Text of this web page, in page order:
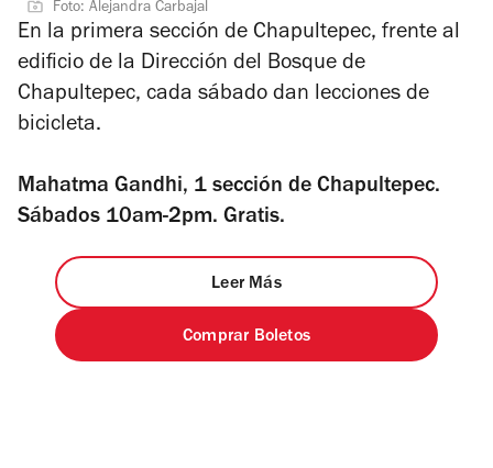
Foto: Alejandra Carbajal
En la primera sección de Chapultepec, frente al
edificio de la Dirección del Bosque de
Chapultepec, cada sábado dan lecciones de
bicicleta.
Mahatma Gandhi, 1 sección de Chapultepec.
Sábados 10am-2pm. Gratis.
Leer Más
Comprar Boletos